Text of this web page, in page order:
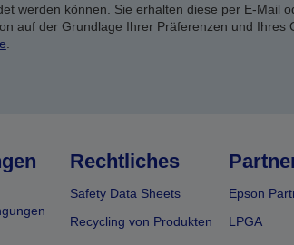
werden können. Sie erhalten diese per E-Mail
auf der Grundlage Ihrer Präferenzen und Ihres
Rechtliches
Safety Data Sheets
Recycling von Produkten
Epson
LPGA